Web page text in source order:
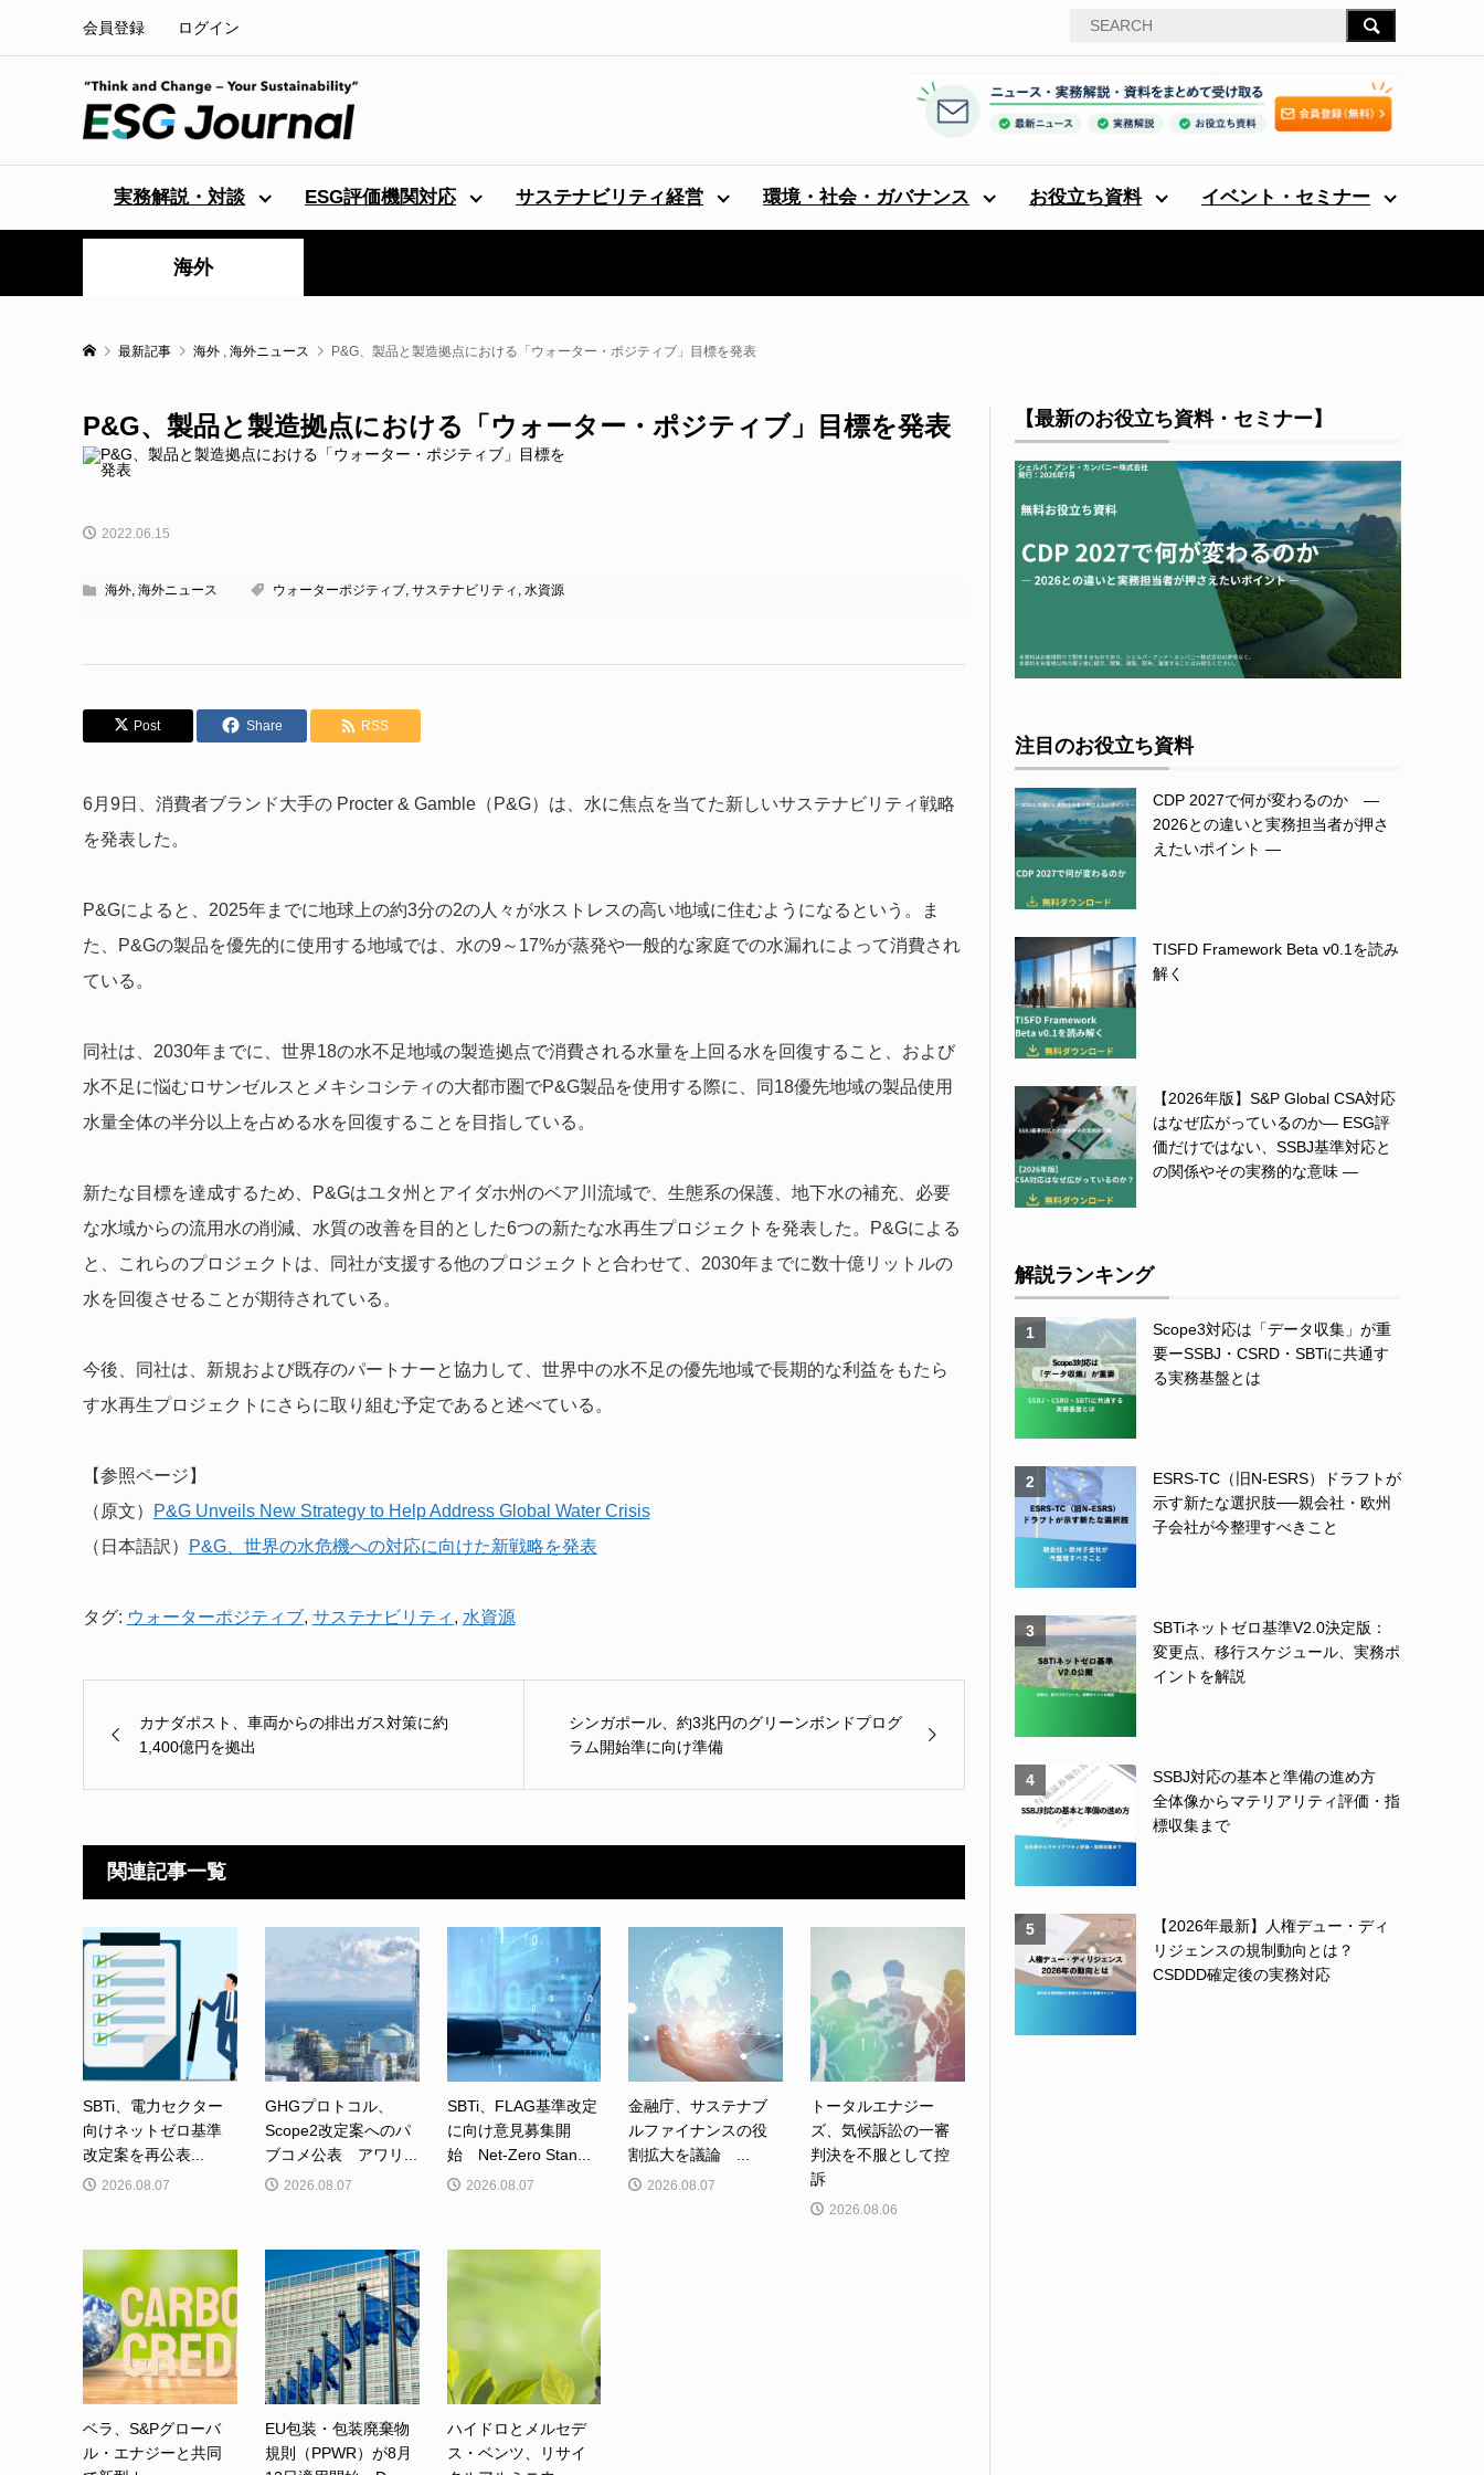
会員登録 ログイン
実務解説・対談 ESG評価機関対応 サステナビリティ経営 環境・社会・ガバナンス お役立ち資料 イベント・セミナー
海外
最新記事 海外 , 海外ニュース P&G、製品と製造拠点における「ウォーター・ポジティブ」目標を発表
P&G、製品と製造拠点における「ウォーター・ポジティブ」目標を発表
2022.06.15
海外, 海外ニュース ウォーターポジティブ, サステナビリティ , 水資源
Post Share RSS
6月9日、消費者ブランド大手の Procter & Gamble（P&G）は、水に焦点を当てた新しいサステナビリティ戦略
を発表した。
P&Gによると、2025年までに地球上の約3分の2の人々が水ストレスの高い地域に住むようになるという。ま
た、P&Gの製品を優先的に使用する地域では、水の9～17%が蒸発や一般的な家庭での水漏れによって消費され
ている。
同社は、2030年までに、世界18の水不足地域の製造拠点で消費される水量を上回る水を回復すること、および
水不足に悩むロサンゼルスとメキシコシティの大都市圏でP&G製品を使用する際に、同18優先地域の製品使用
水量全体の半分以上を占める水を回復することを目指している。
新たな目標を達成するため、P&Gはユタ州とアイダホ州のベア川流域で、生態系の保護、地下水の補充、必要
な水域からの流用水の削減、水質の改善を目的とした6つの新たな水再生プロジェクトを発表した。P&Gによる
と、これらのプロジェクトは、同社が支援する他のプロジェクトと合わせて、2030年までに数十億リットルの
水を回復させることが期待されている。
今後、同社は、新規および既存のパートナーと協力して、世界中の水不足の優先地域で長期的な利益をもたら
す水再生プロジェクトにさらに取り組む予定であると述べている。
【参照ページ】
（原文）
P&G Unveils New Strategy to Help Address Global Water Crisis
（日本語訳）
P&G、世界の水危機への対応に向けた新戦略を発表
タグ: ウォーターポジティブ, サステナビリティ , 水資源
カナダポスト、車両からの排出ガス対策に約
1,400億円を拠出
シンガポール、約3兆円のグリーンボンドプログ
ラム開始準に向け準備
関連記事一覧
SBTi、電力セクター
向けネットゼロ基準
改定案を再公表...
2026.08.07
GHGプロトコル、
Scope2改定案へのパ
ブコメ公表 アワリ...
2026.08.07
SBTi、FLAG基準改定
に向け意見募集開
始 Net-Zero Stan...
2026.08.07
金融庁、サステナブ
ルファイナンスの役
割拡大を議論 ...
2026.08.07
トータルエナジー
ズ、気候訴訟の一審
判決を不服として控
訴
2026.08.06
ベラ、S&Pグローバ
ル・エナジーと共同
EU包装・包装廃棄物
規則（PPWR）が8月
ハイドロとメルセデ
ス・ベンツ、リサイ
【最新のお役立ち資料・セミナー】
注目のお役立ち資料
CDP 2027で何が変わるのか ―
2026との違いと実務担当者が押さ
えたいポイント ―
TISFD Framework Beta v0.1を読み
解く
【2026年版】S&P Global CSA対応
はなぜ広がっているのか― ESG評
価だけではない、SSBJ基準対応と
の関係やその実務的な意味 ―
解説ランキング
1
Scope3対応は「データ収集」が重
要ーSSBJ・CSRD・SBTiに共通す
る実務基盤とは
2
ESRS-TC（旧N-ESRS）ドラフトが
示す新たな選択肢──親会社・欧州
子会社が今整理すべきこと
3
SBTiネットゼロ基準V2.0決定版：
変更点、移行スケジュール、実務ポ
イントを解説
4
SSBJ対応の基本と準備の進め方
全体像からマテリアリティ評価・指
標収集まで
5
【2026年最新】人権デュー・ディ
リジェンスの規制動向とは？
CSDDD確定後の実務対応